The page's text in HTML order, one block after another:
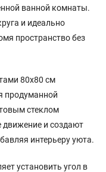
ванной комнаты.
и идеально
пространство без
80x80 см
продуманной
стеклом
и создают
интерьеру уюта.
установить угол в